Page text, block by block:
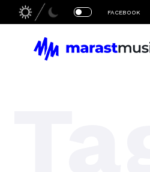
FACEBOOK